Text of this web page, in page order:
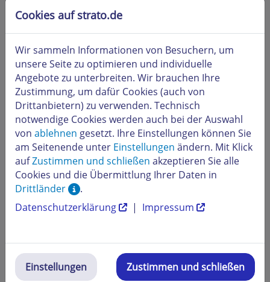
Sollte dies nicht funktionieren, leeren Sie bitte Ihren
Browser Cache. (z. B. im Internet Explorer unterExtras>
Internetoptionen> Allgemein
Browserverlauf
Einstellungen).
Beachten Sie bitte auch die Suchreihenfolge. Zuerst
wird nach einerindex.html-Datei gesucht und wenn
vorhanden aufgerufen. Ist keine Dateiindex.html
vorhanden, wird nach einerindex.htm-Datei gesucht
und diese aufgerufen.
Sollten Sie selbst eine index.htm-Datei hochgeladen
haben, achten Sie bitte darauf, dass sich auf Ihrem FTP
Bereichkeine index.
angezeigt wird. Entfernen Sie einfach die nicht benötigte
Datei selbst festlegen. Erstellen Sie die folgende Datei
und laden Sie diese ins Hauptverzeichnis
Cookies auf strato.de
Wir sammeln Informationen von Besuchern, um
unsere Seite zu optimieren und individuelle
Angebote zu unterbreiten. Wir brauchen Ihre
Zustimmung, um dafür Cookies (auch von
Drittanbietern) zu verwenden. Technisch
notwendige Cookies werden auch bei der Auswahl
von ablehnen gesetzt. Ihre Einstellungen können Sie
am Seitenende unter Einstellungen ändern. Mit Klick
aufZustimmen und schließen akzeptieren Sie alle
Cookies und die Übermittlung Ihrer Daten in
Drittländer
.
Datenschutzerklärung
| Impressum
Einstellungen Zustimmen und schließen